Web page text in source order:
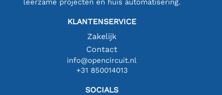
KLANTENSERVICE
Zakelijk
Contact
info@opencircuit.nl
+31 850014013
SOCIALS